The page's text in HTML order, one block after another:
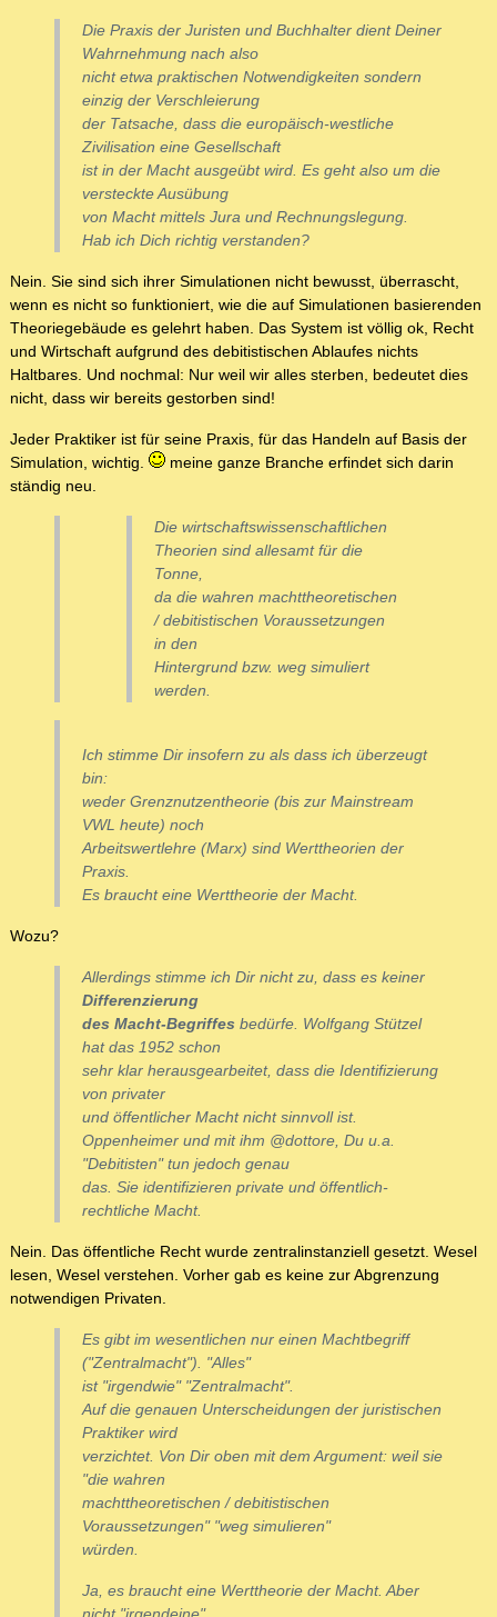
Die Praxis der Juristen und Buchhalter dient Deiner
Wahrnehmung nach also
nicht etwa praktischen Notwendigkeiten sondern
einzig der Verschleierung
der Tatsache, dass die europäisch-westliche
Zivilisation eine Gesellschaft
ist in der Macht ausgeübt wird. Es geht also um die
versteckte Ausübung
von Macht mittels Jura und Rechnungslegung.
Hab ich Dich richtig verstanden?
Nein. Sie sind sich ihrer Simulationen nicht bewusst, überrascht,
wenn es nicht so funktioniert, wie die auf Simulationen basierenden
Theoriegebäude es gelehrt haben. Das System ist völlig ok, Recht
und Wirtschaft aufgrund des debitistischen Ablaufes nichts
Haltbares. Und nochmal: Nur weil wir alles sterben, bedeutet dies
nicht, dass wir bereits gestorben sind!
Jeder Praktiker ist für seine Praxis, für das Handeln auf Basis der
Simulation, wichtig.
meine ganze Branche erfindet sich darin
ständig neu.
Die wirtschaftswissenschaftlichen
Theorien sind allesamt für die
Tonne,
da die wahren machttheoretischen
/ debitistischen Voraussetzungen
in den
Hintergrund bzw. weg simuliert
werden.
Ich stimme Dir insofern zu als dass ich überzeugt
bin:
weder Grenznutzentheorie (bis zur Mainstream
VWL heute) noch
Arbeitswertlehre (Marx) sind Werttheorien der
Praxis.
Es braucht eine Werttheorie der Macht.
Wozu?
Allerdings stimme ich Dir nicht zu, dass es keiner
Differenzierung
des Macht-Begriffes bedürfe. Wolfgang Stützel
hat das 1952 schon
sehr klar herausgearbeitet, dass die Identifizierung
von privater
und öffentlicher Macht nicht sinnvoll ist.
Oppenheimer und mit ihm @dottore, Du u.a.
"Debitisten" tun jedoch genau
das. Sie identifizieren private und öffentlich-
rechtliche Macht.
Nein. Das öffentliche Recht wurde zentralinstanziell gesetzt. Wesel
lesen, Wesel verstehen. Vorher gab es keine zur Abgrenzung
notwendigen Privaten.
Es gibt im wesentlichen nur einen Machtbegriff
("Zentralmacht"). "Alles"
ist "irgendwie" "Zentralmacht".
Auf die genauen Unterscheidungen der juristischen
Praktiker wird
verzichtet. Von Dir oben mit dem Argument: weil sie
"die wahren
machttheoretischen / debitistischen
Voraussetzungen" "weg simulieren"
würden.
Ja, es braucht eine Werttheorie der Macht. Aber